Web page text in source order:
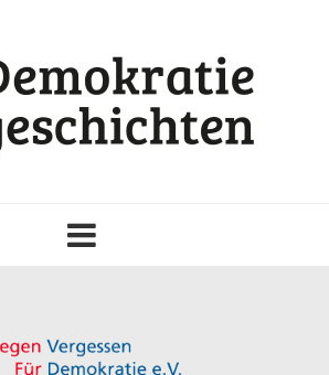
navigation